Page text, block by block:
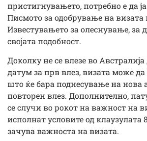
пристигнувањето, потребно е да ја
Писмото за одобрување на визата
Известувањето за олеснување, за
својата подобност.
Доколку не се влезе во
датум за прв влез, визата може
што ќе бара поднесување на нова
повторен влез. Дополнително,
се случи во рокот на важност на
исполнат условите од клаузулата
зачува важноста на визата.